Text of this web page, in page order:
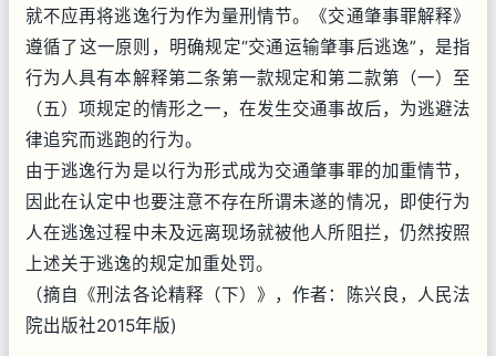
就不应再将逃逸行为作为量刑情节。《交通肇事罪解释》
遵循了这一原则，明确规定“交通运输肇事后逃逸”，是指
行为人具有本解释第二条第一款规定和第二款第（一）至
（五）项规定的情形之一，在发生交通事故后，为逃避法
律追究而逃跑的行为。
由于逃逸行为是以行为形式成为交通肇事罪的加重情节，
因此在认定中也要注意不存在所谓未遂的情况，即使行为
人在逃逸过程中未及远离现场就被他人所阻拦，仍然按照
上述关于逃逸的规定加重处罚。
（摘自《刑法各论精释（下）》，作者：陈兴良，人民法
院出版社2015年版)